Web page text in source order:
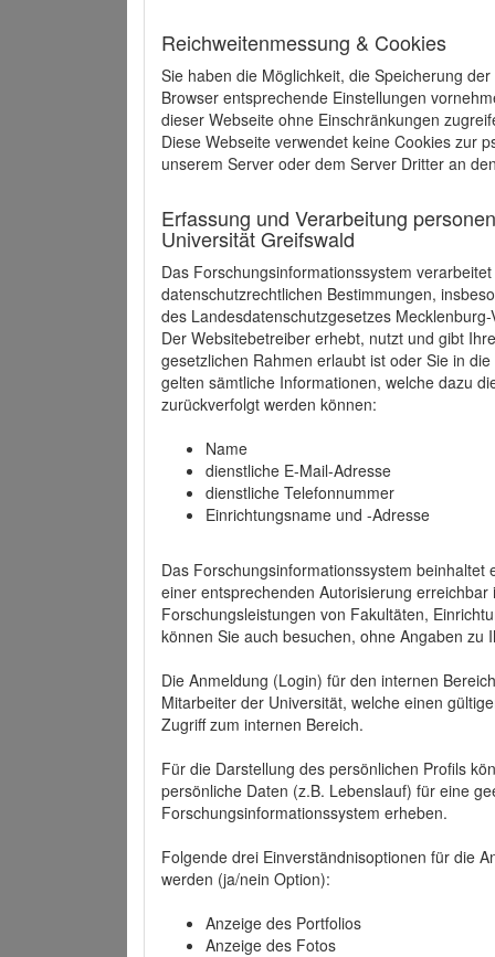
Reichweitenmessung & Cookies
Sie haben die Möglichkeit, die Speicherung
Browser entsprechende Einstellungen
dieser Webseite ohne Einschränkungen
Diese Webseite verwendet keine Cookies zur
unserem Server oder dem Server Dritter an
Erfassung und Verarbeitung
Universität Greifswald
Das Forschungsinformationssystem
datenschutzrechtlichen Bestimmungen,
des Landesdatenschutzgesetzes
Der Websitebetreiber erhebt, nutzt und gibt
gesetzlichen Rahmen erlaubt ist oder Sie in
gelten sämtliche Informationen, welche dazu
zurückverfolgt werden können:
Name
dienstliche E-Mail-Adresse
dienstliche Telefonnummer
Einrichtungsname und -Adresse
Das Forschungsinformationssystem beinhaltet
einer entsprechenden Autorisierung
Forschungsleistungen von Fakultäten,
können Sie auch besuchen, ohne Angaben zu
Die Anmeldung (Login) für den internen
Mitarbeiter der Universität, welche einen
Zugriff zum internen Bereich.
Für die Darstellung des persönlichen Profils
persönliche Daten (z.B. Lebenslauf) für eine
Forschungsinformationssystem erheben.
Folgende drei Einverständnisoptionen für die
werden (ja/nein Option):
Anzeige des Portfolios
Anzeige des Fotos